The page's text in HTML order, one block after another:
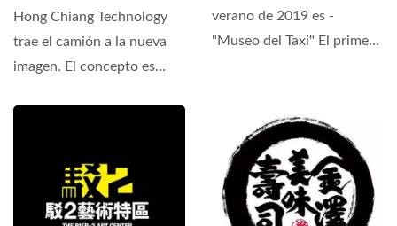
Hong Chiang Technology
trae el camión a la nueva
imagen. El concepto es
verano de 2019 es -
"Museo del Taxi" El primer